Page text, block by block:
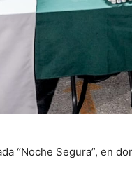
“Noche Segura”, en